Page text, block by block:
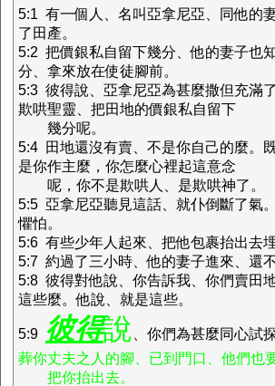
5:1 有一個人、名叫亞拿尼亞、同他的
了田產。
5:2 把價銀私自留下幾分、他的妻子也
分、拿來放在使徒腳前。
5:3 彼得說、亞拿尼亞為甚麼撒但充滿
欺哄聖靈、把田地的價銀私自留下
幾分呢。
5:4 田地還沒有賣、不是你自己的麼。
是你作主麼，你怎麼心裡起這意念
呢，你不是欺哄人、是欺哄神了。
5:5 亞拿尼亞聽見這話、就仆倒斷了氣
懼怕。
5:6 有些少年人起來、把他包裹抬出去
5:7 約過了三小時、他的妻子進來、還
5:8 彼得對他說、你告訴我、你們賣田
這些麼。他說、就是這些。
5:9 彼得說 、你們為甚麼同心試
葬你丈夫之人的腳、已到門口、他們也
把你抬出去。